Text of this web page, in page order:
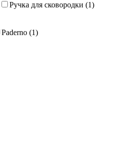
Ручка для сковородки (1)
Paderno (1)